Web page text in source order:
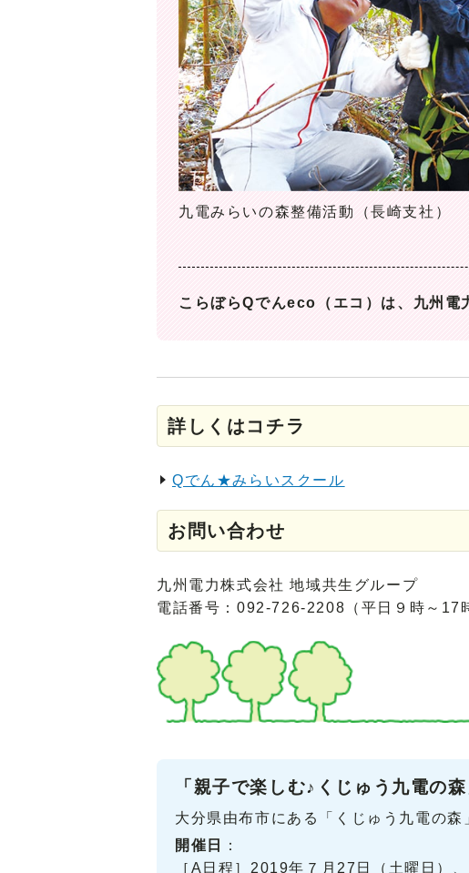
九電みらいの森整備活動（長崎支社）
こらぼらQでんeco（エコ）は、九州電
詳しくはコチラ
Qでん★みらいスクール
お問い合わせ
九州電力株式会社 地域共生グループ
電話番号：092-726-2208（平日９時～17
「親子で楽しむ♪くじゅう九電の
大分県由布市にある「くじゅう九電の
開催日
：
［A日程］2019年７月27日（土曜日）